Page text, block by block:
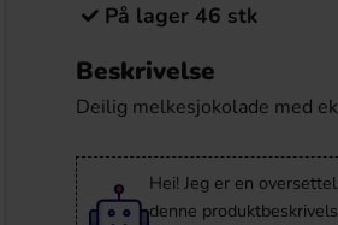
DulcePlus Jelly Berries 1kg
139.90 kr
På lager 46 stk
Beskrivelse
Deilig melkesjokolade med
Hei! Jeg er en
denne